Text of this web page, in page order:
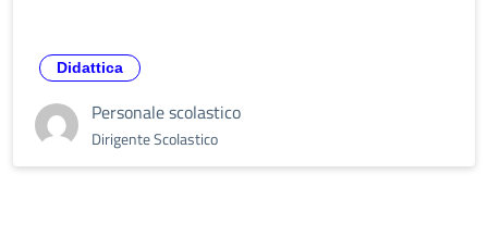
Didattica
Personale scolastico
Dirigente Scolastico